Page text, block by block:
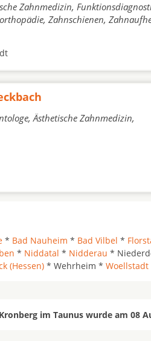
Zahnmedizin,
Zahnschienen,
Ästhetische Zahnmedizin,
* Bad Nauheim * Bad Vilbel *
* Niddatal * Nidderau *
(Hessen) * Wehrheim * Woellstadt
im Taunus wurde am 08